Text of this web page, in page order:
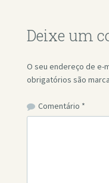
Deixe um
O seu endereço de e-
obrigatórios são
Comentário *